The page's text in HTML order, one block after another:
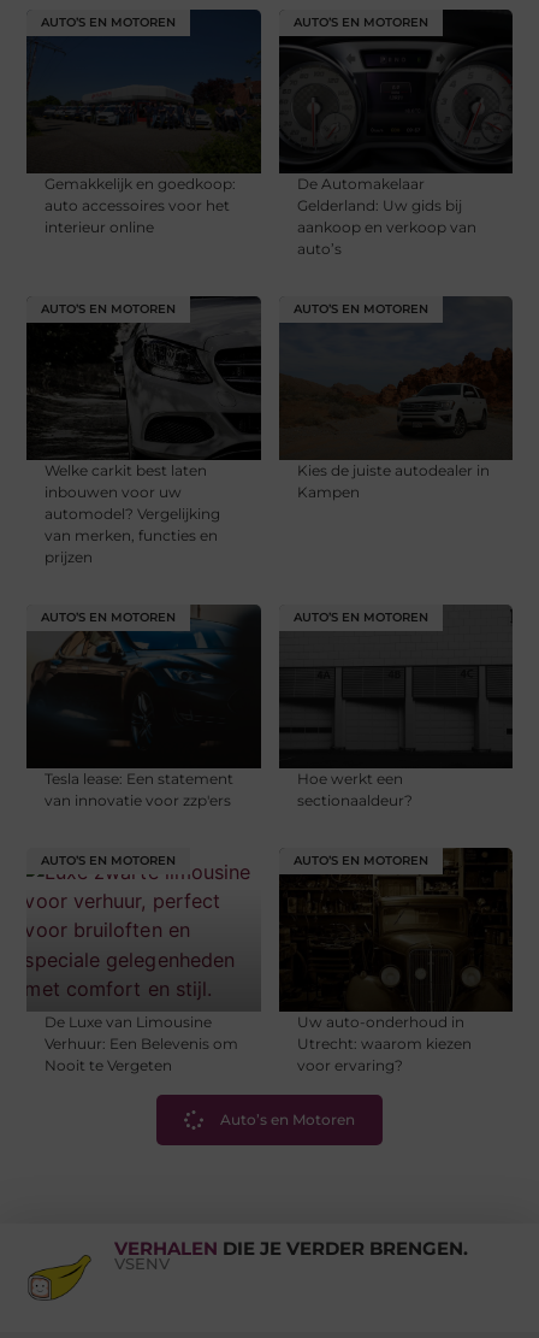
AUTO’S EN MOTOREN
Gemakkelijk en goedkoop:
auto accessoires voor het
interieur online
AUTO’S EN MOTOREN
De Automakelaar
Gelderland: Uw gids bij
aankoop en verkoop van
auto’s
AUTO’S EN MOTOREN
Welke carkit best laten
inbouwen voor uw
automodel? Vergelijking
van merken, functies en
prijzen
AUTO’S EN MOTOREN
Kies de juiste autodealer in
Kampen
AUTO’S EN MOTOREN
Tesla lease: Een statement
van innovatie voor zzp'ers
AUTO’S EN MOTOREN
Hoe werkt een
sectionaaldeur?
AUTO’S EN MOTOREN
De Luxe van Limousine
Verhuur: Een Belevenis om
Nooit te Vergeten
AUTO’S EN MOTOREN
Uw auto-onderhoud in
Utrecht: waarom kiezen
voor ervaring?
Auto’s en Motoren
VERHALEN DIE JE VERDER BRENGEN.
VSENV